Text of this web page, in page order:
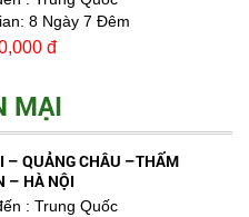
8 Ngày 7 Đêm
đ
MẠI
– QUẢNG CHÂU –THẨM
– HÀ NỘI
: Trung Quốc